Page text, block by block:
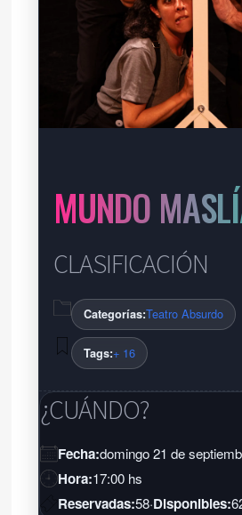
MUNDO
CLASIFICACIÓN
Categorías:Teatro Absurdo
Tags:+ 16
¿CUÁNDO?
Fecha:domingo 21 de
Hora:17:00 hs
Reservadas:58·Disponibles: